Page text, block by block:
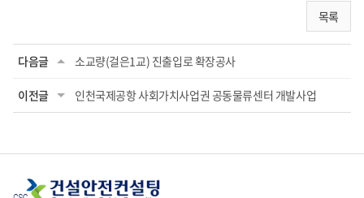
목록
다음글 소교량(걸은1교) 진출입로 확장공사
이전글 인천국제공항 사회가치사업권 공동물류센터 개발사업